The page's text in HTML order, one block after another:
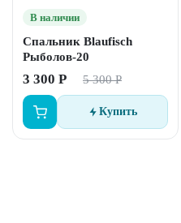
В наличии
Спальник Blaufisch
Рыболов-20
3 300 Р 5 300 Р
Купить